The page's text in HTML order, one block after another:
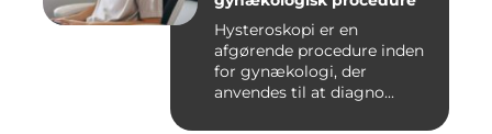
Hysteroskopi er en
afgørende procedure inden
for gynækologi, der
anvendes til at diagno...